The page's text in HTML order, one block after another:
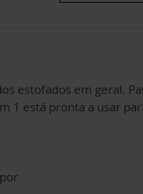
estofados em geral.
está pronta a usar